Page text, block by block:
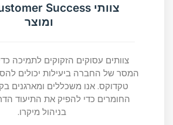
ומוצר
צוותים עסוקים הזקוקים לתמיכה
המסר של החברה ביעילות יכולים
טקדוקס. אנו משכללים ומארגנים
החומרים כדי להפיק את התיעוד
בניהול מיקרו.